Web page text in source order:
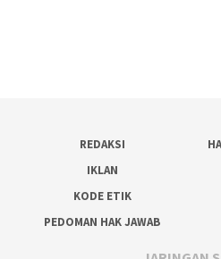
REDAKSI
IKLAN
KODE ETIK
PEDOMAN HAK JAWAB